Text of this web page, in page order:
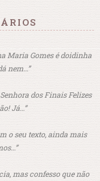
Maria Gomes é doidinha
nem…”
dos Finais Felizes
Já…”
o seu texto, ainda mais
mas confesso que não